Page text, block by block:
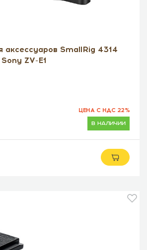
SmallRig 4314
ZV-E1
в наличии
ЦЕНА С НДС 22%